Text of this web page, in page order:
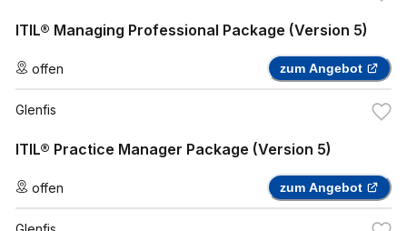
ITIL® Managing Professional Package (Version 5)
offen zum Angebot
Glenfis
ITIL® Practice Manager Package (Version 5)
offen zum Angebot